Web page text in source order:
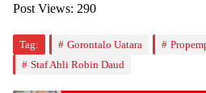
Post Views: 290
Tag: Gorontalo Uatara
Staf Ahli Robin Daud